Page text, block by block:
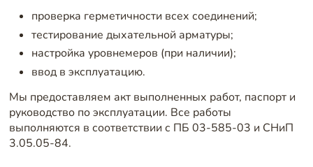
проверка герметичности всех соединений;
тестирование дыхательной арматуры;
настройка уровнемеров (при наличии);
ввод в эксплуатацию.
Мы предоставляем акт выполненных работ, паспорт и
руководство по эксплуатации. Все работы
выполняются в соответствии с ПБ 03-585-03 и СНиП
3.05.05-84.